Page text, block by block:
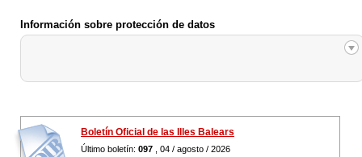
Información sobre protección de datos
Boletín Oficial de las Illes Balears
Último boletín: 097 , 04 / agosto / 2026